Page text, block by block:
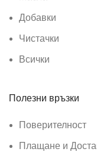
Добавки
Чистачки
Всички
Полезни връзки
Поверителност
Плащане и